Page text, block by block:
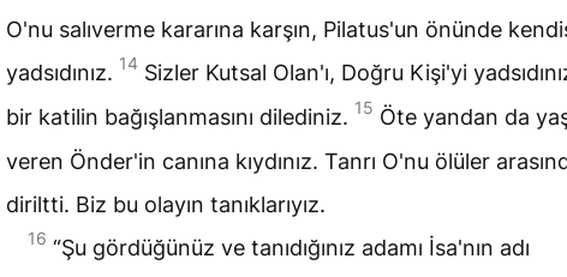
O'nu salıverme kararına karşın, Pilatus'un önünde
yadsıdınız. 14 Sizler Kutsal Olan'ı, Doğru Kişi'yi
bir katilin bağışlanmasını dilediniz. 15 Öte yandan da
veren Önder'in canına kıydınız. Tanrı O'nu ölüler
diriltti. Biz bu olayın tanıklarıyız.
16 “Şu gördüğünüz ve tanıdığınız adamı İsa'nın adı